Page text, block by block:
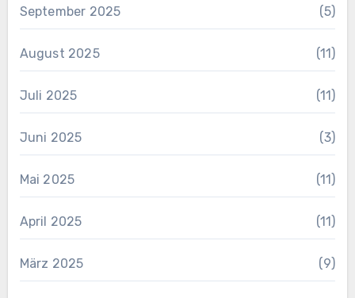
September 2025 (5)
August 2025 (11)
Juli 2025 (11)
Juni 2025 (3)
Mai 2025 (11)
April 2025 (11)
März 2025 (9)